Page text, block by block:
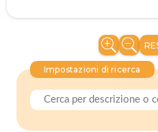
Impostazioni di ricerca